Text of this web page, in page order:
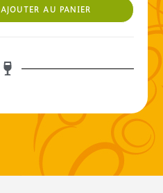
AJOUTER AU PANIER